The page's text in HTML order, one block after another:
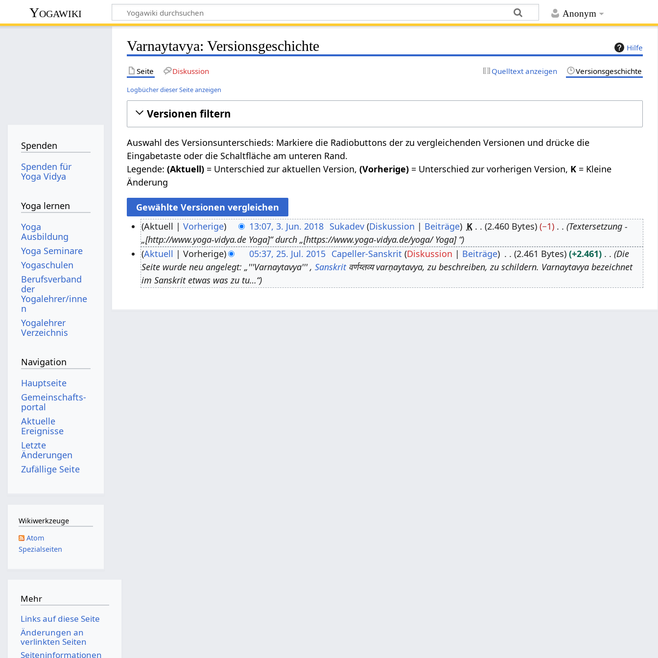
Anonym
Yogawiki
Hilfe
Varnaytavya: Versionsgeschichte
Seite Diskussion Quelltext anzeigen Versionsgeschichte
Logbücher dieser Seite anzeigen
Versionen filtern
Auswahl des Versionsunterschieds: Markiere die Radiobuttons der zu vergleichenden Versionen und drücke die
Eingabetaste oder die Schaltfläche am unteren Rand.
Legende:(Aktuell) = Unterschied zur aktuellen Version,(Vorherige) = Unterschied zur vorherigen Version, K = Kleine
Änderung
i
Aktuell Vorherige 13:07, 3. Jun. 2018 Sukadev Diskussion Beiträge K 2.460 Bytes −1
Textersetzung -
„[http://www.yoga-vidya.de Yoga]“ durch „[https://www.yoga-vidya.de/yoga/ Yoga] “
J
Aktuell Vorherige 05:37, 25. Jul. 2015 Capeller-Sanskrit Diskussion Beiträge 2.461 Bytes +2.461
Die
Seite wurde neu angelegt: „'''Varnaytavya''' ,Sanskritवर्णय्तव्य varṇaytavya, zu beschreiben, zu schildern. Varnaytavya bezeichnet
im Sanskrit etwas was zu tu…“
Spenden
Spenden für
Yoga Vidya
Yoga lernen
Yoga
Ausbildung
Yoga Seminare
Yogaschulen
Berufsverband
der
Yogalehrer/inne
n
Yogalehrer
Verzeichnis
Navigation
Hauptseite
Gemeinschafts­
portal
Aktuelle
Ereignisse
Letzte
Änderungen
Zufällige Seite
Wikiwerkzeuge
Atom
Spezialseiten
Mehr
Links auf diese Seite
Änderungen an
verlinkten Seiten
Seiten­­informationen